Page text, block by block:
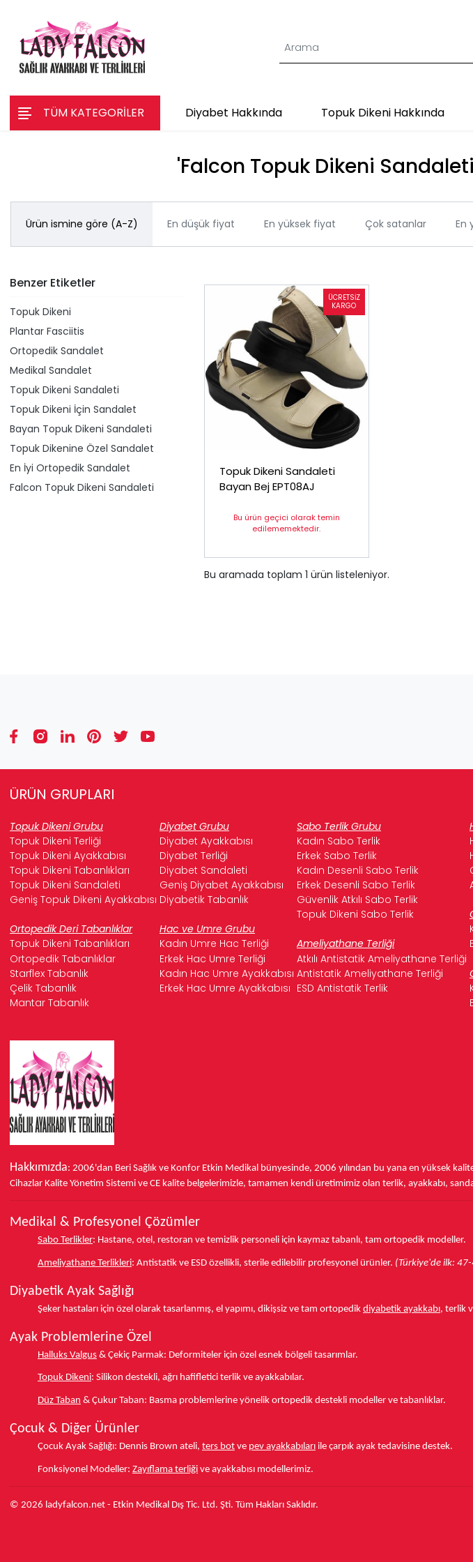
TÜM KATEGORİLER Diyabet Hakkında Topuk Dikeni Hakkında
'Falcon Topuk Dikeni
Ürün ismine göre (A-Z) En düşük fiyat En yüksek fiyat Çok satanlar En
Benzer Etiketler
Topuk Dikeni
Plantar Fasciitis
Ortopedik Sandalet
Medikal Sandalet
Topuk Dikeni Sandaleti
Topuk Dikeni İçin Sandalet
Bayan Topuk Dikeni Sandaleti
Topuk Dikenine Özel Sandalet
En İyi Ortopedik Sandalet
Falcon Topuk Dikeni Sandaleti
Topuk Dikeni Sandaleti
Bayan Bej EPT08AJ
Bu ürün geçici olarak temin
edilememektedir.
Bu aramada toplam 1 ürün listeleniyor.
ÜRÜN GRUPLARI
Topuk Dikeni Grubu Diyabet Grubu Sabo Terlik Grubu
Topuk Dikeni Terliği
Diyabet Ayakkabısı Kadın Sabo Terlik
Topuk Dikeni Ayakkabısı
Diyabet Terliği Erkek Sabo Terlik
Topuk Dikeni Tabanlıkları
Diyabet Sandaleti Kadın Desenli Sabo Terlik
Topuk Dikeni Sandaleti
Geniş Diyabet Ayakkabısı Erkek Desenli Sabo Terlik
Geniş Topuk Dikeni Ayakkabısı Diyabetik Tabanlık Güvenlik Atkılı Sabo Terlik
Topuk Dikeni Sabo Terlik
Ortopedik Deri Tabanlıklar
Hac ve Umre Grubu
Topuk Dikeni Tabanlıkları
Kadın Umre Hac Terliği Ameliyathane Terliği
Ortopedik Tabanlıklar
Erkek Hac Umre Terliği Atkılı Antistatik Ameliyathane Terliği
Starflex Tabanlık
Kadın Hac Umre Ayakkabısı Antistatik Ameliyathane Terliği
Çelik Tabanlık
Erkek Hac Umre Ayakkabısı ESD Antistatik Terlik
Mantar Tabanlık
Hakkımızda: 2006'dan Beri Sağlık ve Konfor Etkin Medikal bünyesinde, 2006 yılından bu yana en yüksek
Cihazlar Kalite Yönetim Sistemi ve CE kalite belgelerimizle, tamamen kendi üretimimiz olan terlik, ayakkabı,
Medikal & Profesyonel Çözümler
Sabo Terlikler: Hastane, otel, restoran ve temizlik personeli için kaymaz tabanlı, tam ortopedik modeller.
Ameliyathane Terlikleri: Antistatik ve ESD özellikli, sterile edilebilir profesyonel ürünler. (Türkiye'de ilk:
Diyabetik Ayak Sağlığı
Şeker hastaları için özel olarak tasarlanmış, el yapımı, dikişsiz ve tam ortopedik diyabetik ayakkabı, terlik
Ayak Problemlerine Özel
Halluks Valgus & Çekiç Parmak: Deformiteler için özel esnek bölgeli tasarımlar.
Topuk Dikeni: Silikon destekli, ağrı hafifletici terlik ve ayakkabılar.
Düz Taban & Çukur Taban: Basma problemlerine yönelik ortopedik destekli modeller ve tabanlıklar.
Çocuk & Diğer Ürünler
Çocuk Ayak Sağlığı: Dennis Brown ateli, ters bot ve pev ayakkabıları ile çarpık ayak tedavisine destek.
Fonksiyonel Modeller: Zayıflama terliği ve ayakkabısı modellerimiz.
© 2026 ladyfalcon.net - Etkin Medikal Dış Tic. Ltd. Şti. Tüm Hakları Saklıdır.